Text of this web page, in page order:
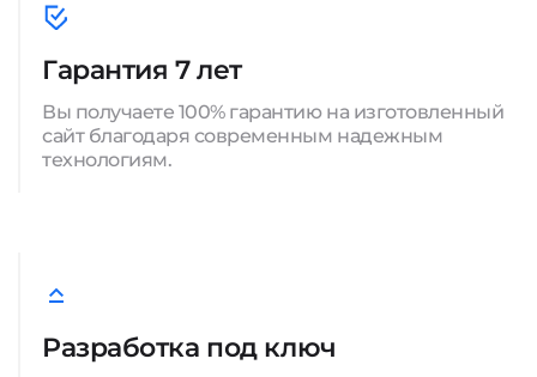
Гарантия 7 лет
Вы получаете 100% гарантию на изготовленный
сайт благодаря современным надежным
технологиям.
Разработка под ключ